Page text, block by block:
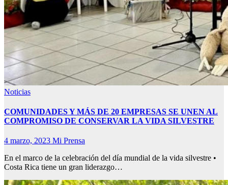
Noticias
COMUNIDADES Y MÁS DE 20 EMPRESAS SE UNEN AL
COMPROMISO DE CONSERVAR LA VIDA SILVESTRE
4 marzo, 2023 Mi Prensa
En el marco de la celebración del día mundial de la vida silvestre •
Costa Rica tiene un gran liderazgo…